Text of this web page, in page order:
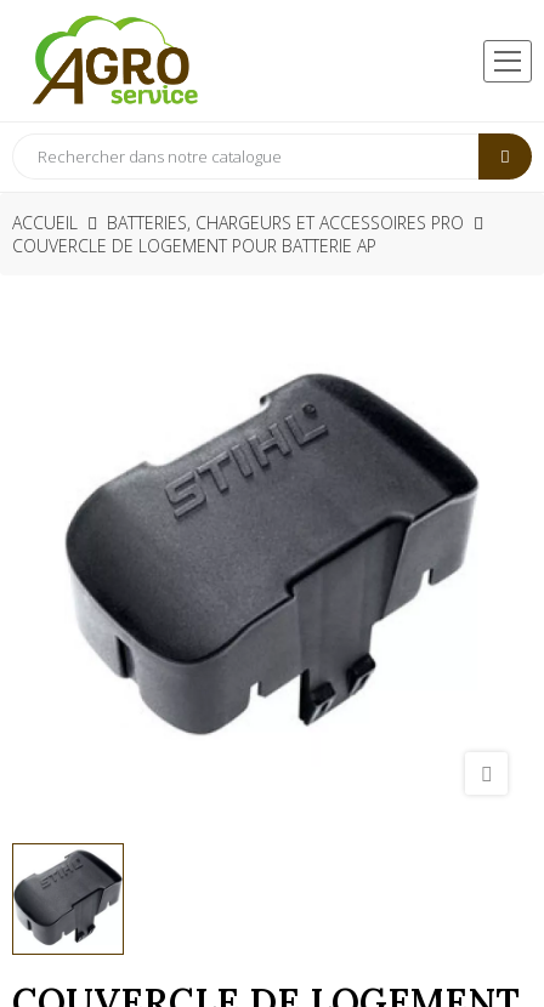
ACCUEIL
BATTERIES, CHARGEURS ET ACCESSOIRES PRO
COUVERCLE DE LOGEMENT POUR BATTERIE AP